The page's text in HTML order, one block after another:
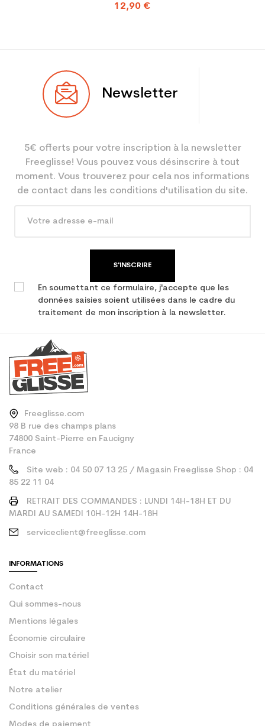
12,90 €
Newsletter
5€ offerts pour votre inscription à la newsletter
Freeglisse! Vous pouvez vous désinscrire à tout
moment. Vous trouverez pour cela nos informations
de contact dans les conditions d'utilisation du site.
S'INSCRIRE
En soumettant ce formulaire, j'accepte que les
données saisies soient utilisées dans le cadre du
traitement de mon inscription à la newsletter.
Freeglisse.com
98 B rue des champs plans
74800 Saint-Pierre en Faucigny
France
Site web : 04 50 07 13 25 / Magasin Freeglisse Shop : 04
85 22 11 04
RETRAIT DES COMMANDES : LUNDI 14H-18H ET DU
MARDI AU SAMEDI 10H-12H 14H-18H
serviceclient@freeglisse.com
INFORMATIONS
Contact
Qui sommes-nous
Mentions légales
Économie circulaire
Choisir son matériel
État du matériel
Notre atelier
Conditions générales de ventes